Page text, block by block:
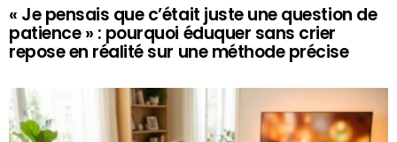
« Je pensais que c’était juste une question de
patience » : pourquoi éduquer sans crier
repose en réalité sur une méthode précise